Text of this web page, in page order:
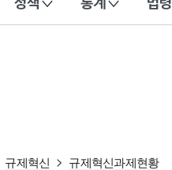
누리집입니다.
규제혁신 규제혁신과제현황